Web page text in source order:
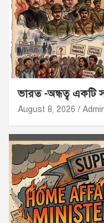
ভারত -অন্ধত্ব একটি
August 8, 2026